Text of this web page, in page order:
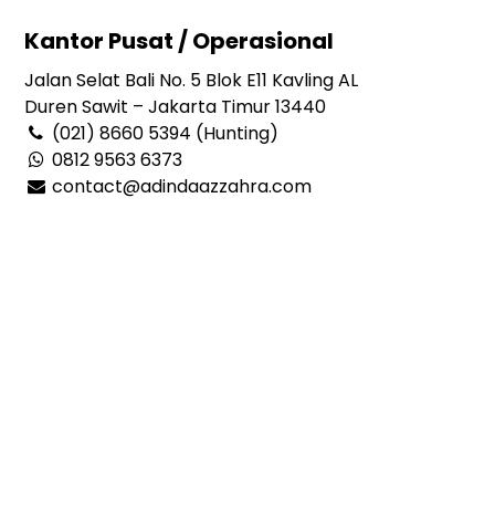
Kantor Pusat / Operasional
Jalan Selat Bali No. 5 Blok E11 Kavling AL
Duren Sawit – Jakarta Timur 13440
(021) 8660 5394 (Hunting)
0812 9563 6373
contact@adindaazzahra.com